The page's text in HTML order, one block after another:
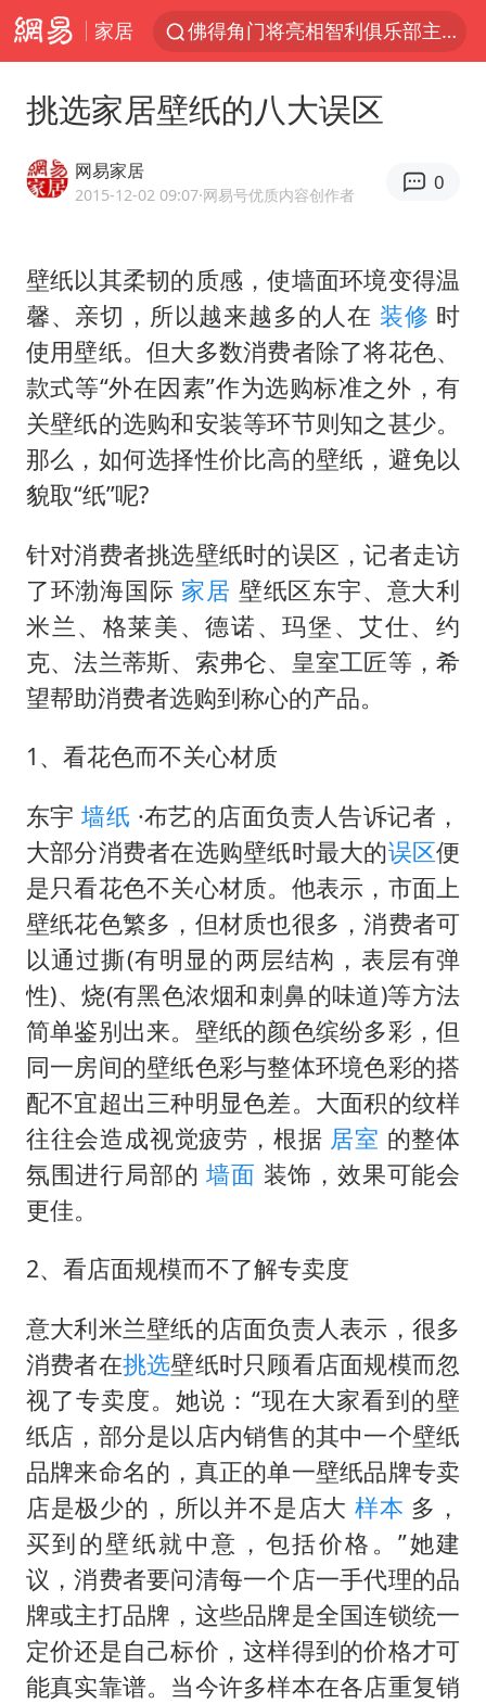
家居
佛得角门将亮相智利俱乐部主场
宇树科技发行价格150.80元/股
CIA被曝已秘密设立古巴工作组
U17国足1分钟轰2球
泰国一女公务员妆容引争议 本人回应
法国将禁止“未经同意的电话营销”
80后女柜员逆袭成4200亿银行副行长
女子利用漏洞0元薅走3000多件家电
贵州轮胎子公司获美国退税8136万
东方甄选被判赔偿江小白30万元
奋进开新局 实干挑大梁
挑选家居壁纸的八大误区
网易家居
2015-12-02 09:07·网易号优质内容创作者
0
壁纸以其柔韧的质感，使墙面环境变得温
馨、亲切，所以越来越多的人在 装修 时
使用壁纸。但大多数消费者除了将花色、
款式等“外在因素”作为选购标准之外，有
关壁纸的选购和安装等环节则知之甚少。
那么，如何选择性价比高的壁纸，避免以
貌取“纸”呢?
针对消费者挑选壁纸时的误区，记者走访
了环渤海国际 家居 壁纸区东宇、意大利
米兰、格莱美、德诺、玛堡、艾仕、约
克、法兰蒂斯、索弗仑、皇室工匠等，希
望帮助消费者选购到称心的产品。
1、看花色而不关心材质
东宇 墙纸 ·布艺的店面负责人告诉记者，
大部分消费者在选购壁纸时最大的误区便
是只看花色不关心材质。他表示，市面上
壁纸花色繁多，但材质也很多，消费者可
以通过撕(有明显的两层结构，表层有弹
性)、烧(有黑色浓烟和刺鼻的味道)等方法
简单鉴别出来。壁纸的颜色缤纷多彩，但
同一房间的壁纸色彩与整体环境色彩的搭
配不宜超出三种明显色差。大面积的纹样
往往会造成视觉疲劳，根据 居室 的整体
氛围进行局部的 墙面 装饰，效果可能会
更佳。
2、看店面规模而不了解专卖度
意大利米兰壁纸的店面负责人表示，很多
消费者在挑选壁纸时只顾看店面规模而忽
视了专卖度。她说：“现在大家看到的壁
纸店，部分是以店内销售的其中一个壁纸
品牌来命名的，真正的单一壁纸品牌专卖
店是极少的，所以并不是店大 样本 多，
买到的壁纸就中意，包括价格。”她建
议，消费者要问清每一个店一手代理的品
牌或主打品牌，这些品牌是全国连锁统一
定价还是自己标价，这样得到的价格才可
能真实靠谱。当今许多样本在各店重复销